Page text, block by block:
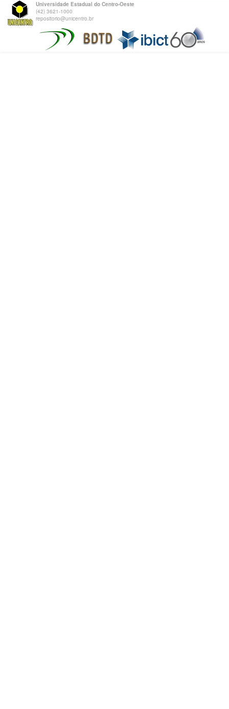
Universidade Estadual do Centro-Oeste
(42) 3621-1000
repositorio@unicentro.br